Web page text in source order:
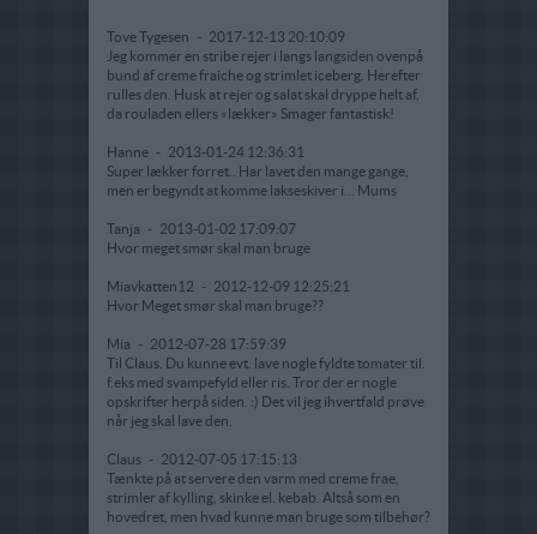
Tove Tygesen - 2017-12-13 20:10:09
Jeg kommer en stribe rejer i langs langsiden ovenpå
bund af creme fraiche og strimlet iceberg. Herefter
rulles den. Husk at rejer og salat skal dryppe helt af,
da rouladen ellers «lækker» Smager fantastisk!
Hanne - 2013-01-24 12:36:31
Super lækker forret.. Har lavet den mange gange,
men er begyndt at komme lakseskiver i... Mums
Tanja - 2013-01-02 17:09:07
Hvor meget smør skal man bruge
Miavkatten12 - 2012-12-09 12:25:21
Hvor Meget smør skal man bruge??
Mia - 2012-07-28 17:59:39
Til Claus. Du kunne evt. lave nogle fyldte tomater til.
f.eks med svampefyld eller ris. Tror der er nogle
opskrifter herpå siden. :) Det vil jeg ihvertfald prøve
når jeg skal lave den.
Claus - 2012-07-05 17:15:13
Tænkte på at servere den varm med creme frae,
strimler af kylling, skinke el. kebab. Altså som en
hovedret, men hvad kunne man bruge som tilbehør?